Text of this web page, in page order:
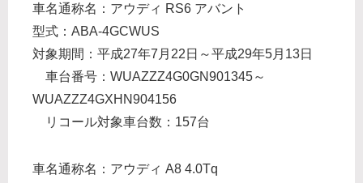
車名通称名：アウディ RS6 アバント
型式：ABA-4GCWUS
対象期間：平成27年7月22日～平成29年5月13日
車台番号：WUAZZZ4G0GN901345～
WUAZZZ4GXHN904156
リコール対象車台数：157台
車名通称名：アウディ A8 4.0Tq